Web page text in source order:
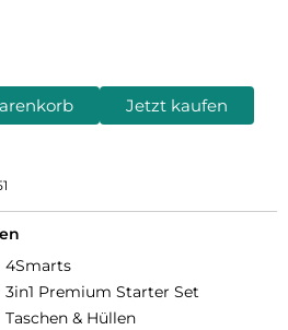
Jetzt kaufen
4Smarts
3in1 Premium Starter Set
Taschen & Hüllen